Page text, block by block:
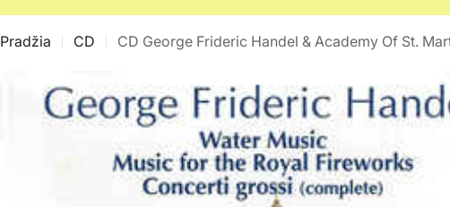
Pradžia CD CD George Frideric Handel & Academy Of St.